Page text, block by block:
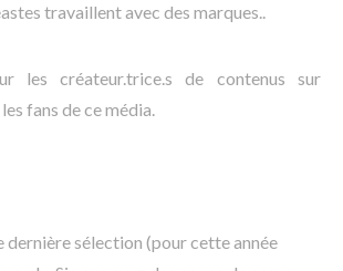
travaillent avec des marques..
les créateur.trice.s de contenus sur
fans de ce média.
dernière sélection (pour cette année